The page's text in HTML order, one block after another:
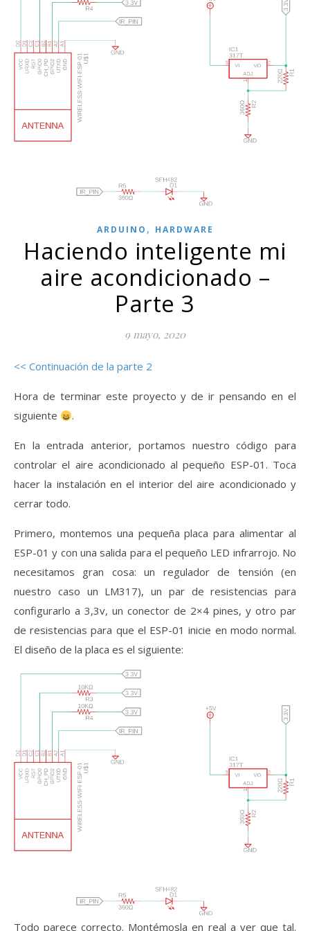
ARDUINO , HARDWARE
Haciendo inteligente mi
aire acondicionado –
Parte 3
9 mayo, 2020
<< Continuación de la parte 2
Hora de terminar este proyecto y de ir pensando en el
siguiente
.
En la entrada anterior, portamos nuestro código para
controlar el aire acondicionado al pequeño ESP-01. Toca
hacer la instalación en el interior del aire acondicionado y
cerrar todo.
Primero, montemos una pequeña placa para alimentar al
ESP-01 y con una salida para el pequeño LED infrarrojo. No
necesitamos gran cosa: un regulador de tensión (en
nuestro caso un LM317), un par de resistencias para
configurarlo a 3,3v, un conector de 2×4 pines, y otro par
de resistencias para que el ESP-01 inicie en modo normal.
El diseño de la placa es el siguiente:
Todo parece correcto. Montémosla en real a ver que tal.